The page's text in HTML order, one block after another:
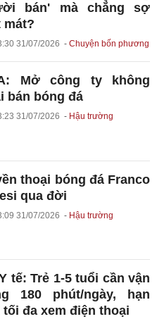
bán' mà chẳng sợ
mát?
31/07/2026 Chuyện bốn phương
Mở công ty không
bán bóng đá
31/07/2026 Hậu trường
thoại bóng đá Franco
qua đời
31/07/2026 Hậu trường
tế: Trẻ 1-5 tuổi cần vận
180 phút/ngày, hạn
tối đa xem điện thoại